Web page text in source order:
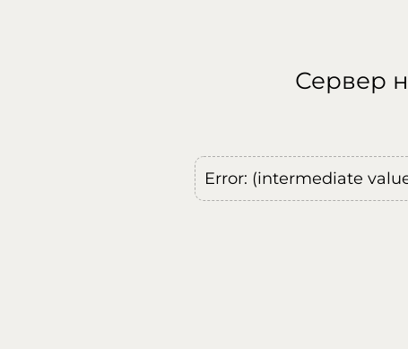
Сервер
Error: (intermediate